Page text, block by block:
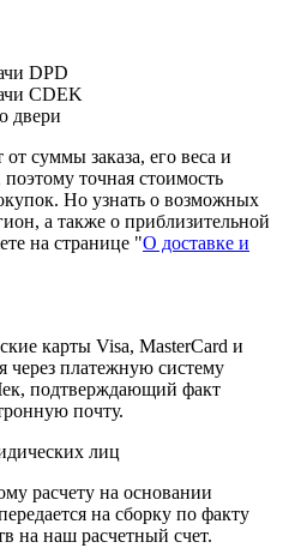
DPD
CDEK
двери
суммы заказа, его веса и
точная стоимость
Но узнать о возможных
а также о приблизительной
на странице "О доставке и
карты Visa, MasterCard и
через платежную систему
подтверждающий факт
почту.
лиц
расчету на основании
на сборку по факту
на наш расчетный счет.